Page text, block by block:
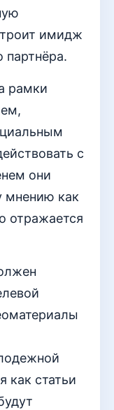
имидж
партнёра.
рамки
с
они
мнению как
отражается
как статьи